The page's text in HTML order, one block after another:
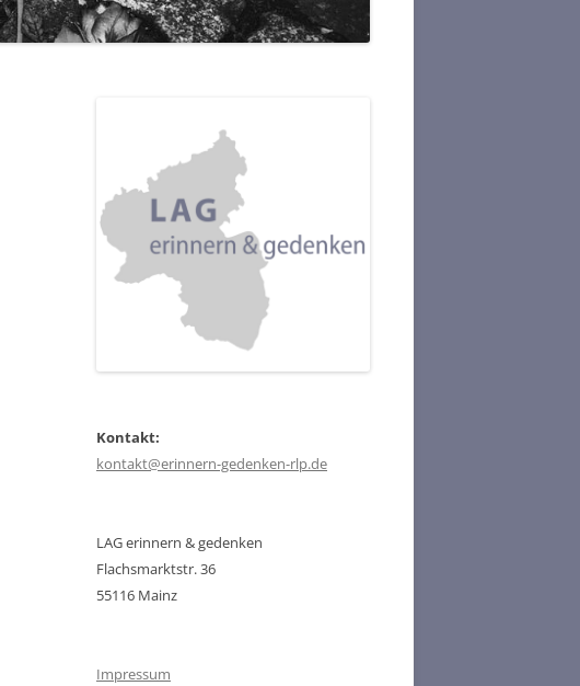
Kontakt:
kontakt@erinnern-gedenken-rlp.de
LAG erinnern & gedenken
Flachsmarktstr. 36
55116 Mainz
Impressum